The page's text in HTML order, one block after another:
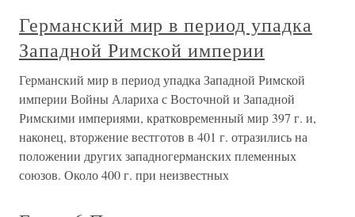
Германский мир в период упадка
Западной Римской империи
Германский мир в период упадка Западной Римской
империи Войны Алариха с Восточной и Западной
Римскими империями, кратковременный мир 397 г. и,
наконец, вторжение вестготов в 401 г. отразились на
положении других западногерманских племенных
союзов. Около 400 г. при неизвестных